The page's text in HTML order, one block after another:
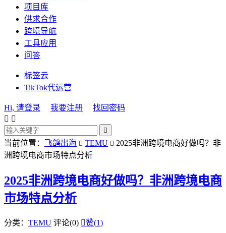
项目库
供求合作
跨境导航
工具应用
问答
标签云
TikTok代运营
Hi, 请登录 我要注册
找回密码
 

当前位置： 飞鸽出海  TEMU  2025非洲跨境电商好做吗？非
洲跨境电商市场特点分析
2025非洲跨境电商好做吗？非洲跨境电商
市场特点分析
分类： TEMU 评论(0) 赞(1)